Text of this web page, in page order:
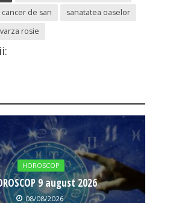
de san
sanatatea oaselor
varza rosie
HOROSCOP
9 august 2026
08/08/2026